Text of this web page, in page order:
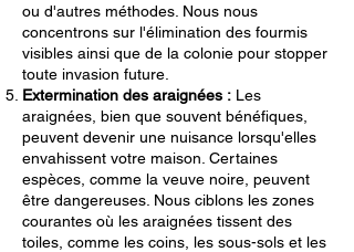
ou d'autres méthodes. Nous nous
concentrons sur l'élimination des fourmis
visibles ainsi que de la colonie pour stopper
toute invasion future.
Extermination des araignées : Les
araignées, bien que souvent bénéfiques,
peuvent devenir une nuisance lorsqu'elles
envahissent votre maison. Certaines
espèces, comme la veuve noire, peuvent
être dangereuses. Nous ciblons les zones
courantes où les araignées tissent des
toiles, comme les coins, les sous-sols et les